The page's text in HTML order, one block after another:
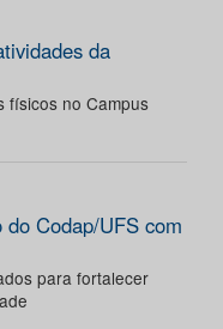
da
físicos no Campus
Codap/UFS com
para fortalecer